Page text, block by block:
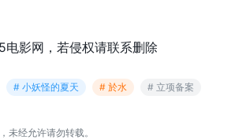
电影网，若侵权请联系删除
# 小妖怪的夏天 # 於水 # 立项备案
未经允许请勿转载。